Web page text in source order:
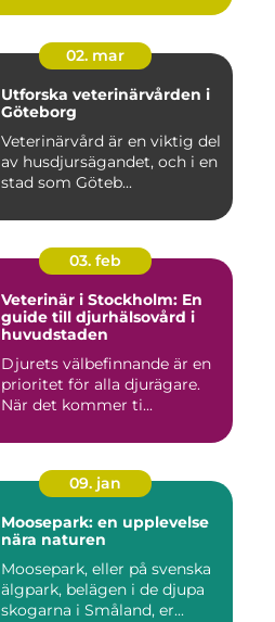
02. mar
Utforska veterinärvården i
Göteborg
Veterinärvård är en viktig del
av husdjursägandet, och i en
stad som Göteb...
03. feb
Veterinär i Stockholm: En
guide till djurhälsovård i
huvudstaden
Djurets välbefinnande är en
prioritet för alla djurägare.
När det kommer ti...
09. jan
Moosepark: en upplevelse
nära naturen
Moosepark, eller på svenska
älgpark, belägen i de djupa
skogarna i Småland, er...